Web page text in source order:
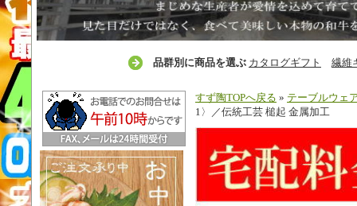
品群別に商品を選ぶ カタログギフト 繊維
すず陶TOPへ戻る » テーブルウェ
1〉／伝統工芸 槌起 金属加工